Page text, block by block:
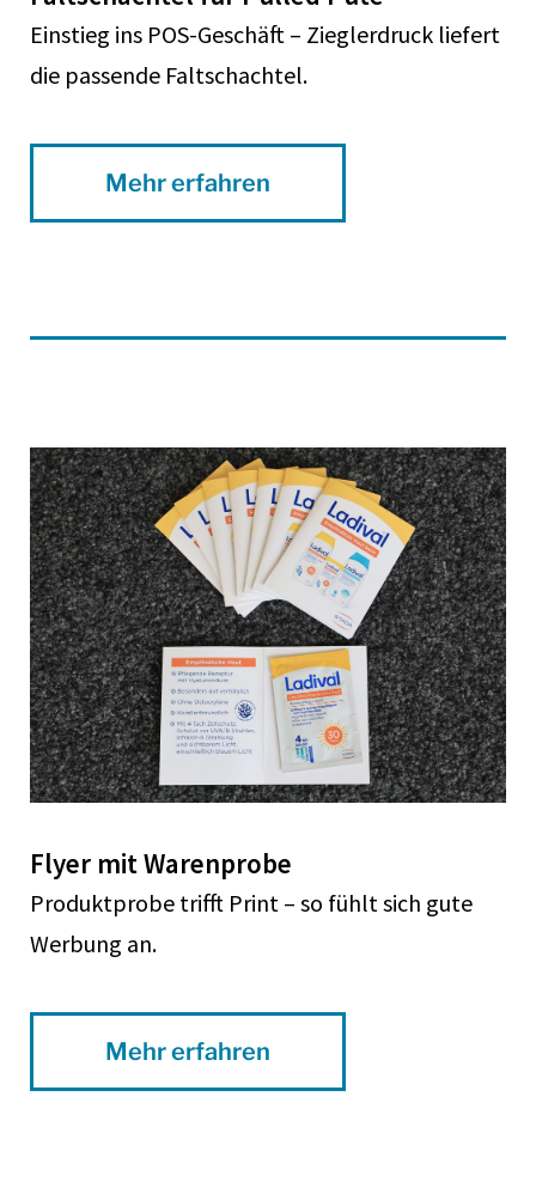
Einstieg ins POS-Geschäft – Zieglerdruck liefert
die passende Faltschachtel.
Mehr erfahren
Flyer mit Warenprobe
Produktprobe trifft Print – so fühlt sich gute
Werbung an.
Mehr erfahren